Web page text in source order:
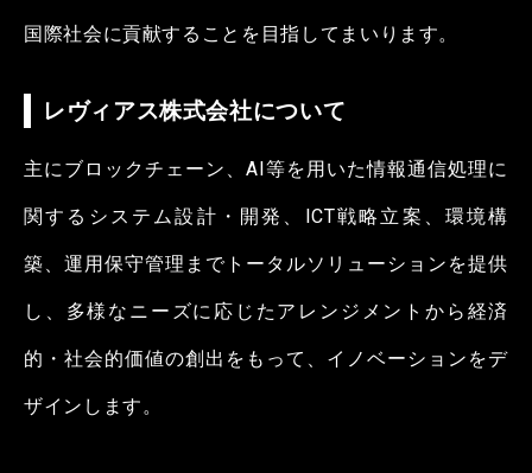
国際社会に貢献することを目指してまいります。
レヴィアス株式会社について
主にブロックチェーン、AI等を用いた情報通信処理に
関するシステム設計・開発、ICT戦略立案、環境構
築、運用保守管理までトータルソリューションを提供
し、多様なニーズに応じたアレンジメントから経済
的・社会的価値の創出をもって、イノベーションをデ
ザインします。